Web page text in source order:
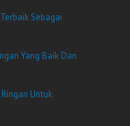
Sebagai
Yang Baik Dan
Untuk